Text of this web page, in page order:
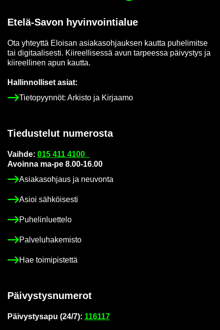
Etelä-​Savon hy­vin­voin­tia­lue
Ota yh­teyt­tä Eloi­san asia­kas­oh­jauk­sen kaut­ta pu­he­li­mit­se
tai di­gi­taa­li­ses­ti. Kii­reel­li­ses­sä avun tar­pees­sa päi­vys­tys ja
kii­reel­li­nen apun kaut­ta.
Hal­lin­nol­li­set asiat:
Tie­to­pyyn­nöt: Ar­kis­to ja Kir­jaa­mo
Tie­dus­te­lut nu­me­ros­ta
Vaih­de: 015 411 4100
Avoin­na ma-pe 8.00-16.00
Asia­kas­oh­jaus ja neu­von­ta
Asioi säh­köi­ses­ti
Pu­he­lin­luet­te­lo
Pal­ve­lu­ha­ke­mis­to
Hae toi­mi­pis­tet­tä
Päi­vys­tys­nu­me­rot
Päi­vys­tys­a­pu (24/7): 116117